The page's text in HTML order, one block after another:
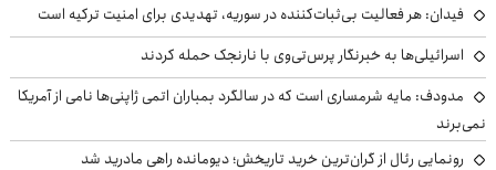
فیدان: هر فعالیت بی‌ثبات‌کننده در سوریه، تهدیدی برای امنیت ترکیه است
اسرائیلی‌ها به خبرنگار پرس‌تی‌وی با نارنجک حمله کردند
مدودف: مایه شرمساری است که در سالگرد بمباران اتمی ژاپنی‌ها نامی از آمریکا
نمی‌برند
رونمایی رئال از گران‌ترین خرید تاریخش؛ دیومانده راهی مادرید شد